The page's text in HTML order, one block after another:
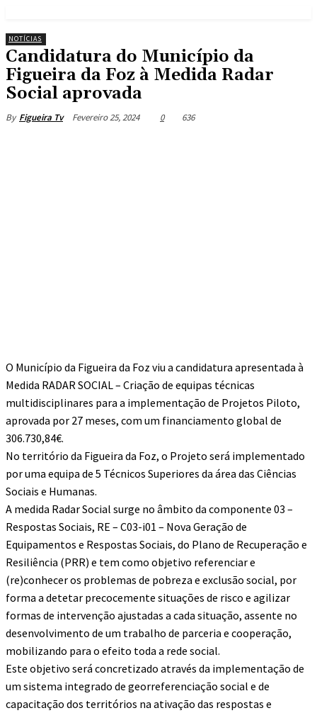
NOTÍCIAS
Candidatura do Município da
Figueira da Foz à Medida Radar
Social aprovada
By Figueira Tv Fevereiro 25, 2024 0 636
O Município da Figueira da Foz viu a candidatura apresentada à
Medida RADAR SOCIAL – Criação de equipas técnicas
multidisciplinares para a implementação de Projetos Piloto,
aprovada por 27 meses, com um financiamento global de
306.730,84€.
No território da Figueira da Foz, o Projeto será implementado
por uma equipa de 5 Técnicos Superiores da área das Ciências
Sociais e Humanas.
A medida Radar Social surge no âmbito da componente 03 –
Respostas Sociais, RE – C03-i01 – Nova Geração de
Equipamentos e Respostas Sociais, do Plano de Recuperação e
Resiliência (PRR) e tem como objetivo referenciar e
(re)conhecer os problemas de pobreza e exclusão social, por
forma a detetar precocemente situações de risco e agilizar
formas de intervenção ajustadas a cada situação, assente no
desenvolvimento de um trabalho de parceria e cooperação,
mobilizando para o efeito toda a rede social.
Este objetivo será concretizado através da implementação de
um sistema integrado de georreferenciação social e de
capacitação dos territórios na ativação das respostas e